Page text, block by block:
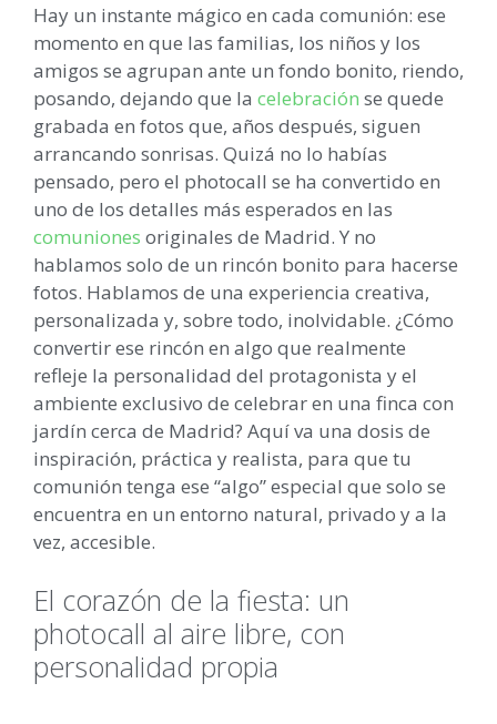
Hay un instante mágico en cada comunión: ese
momento en que las familias, los niños y los
amigos se agrupan ante un fondo bonito, riendo,
posando, dejando que la celebración se quede
grabada en fotos que, años después, siguen
arrancando sonrisas. Quizá no lo habías
pensado, pero el photocall se ha convertido en
uno de los detalles más esperados en las
comuniones originales de Madrid. Y no
hablamos solo de un rincón bonito para hacerse
fotos. Hablamos de una experiencia creativa,
personalizada y, sobre todo, inolvidable. ¿Cómo
convertir ese rincón en algo que realmente
refleje la personalidad del protagonista y el
ambiente exclusivo de celebrar en una finca con
jardín cerca de Madrid? Aquí va una dosis de
inspiración, práctica y realista, para que tu
comunión tenga ese “algo” especial que solo se
encuentra en un entorno natural, privado y a la
vez, accesible.
El corazón de la fiesta: un
photocall al aire libre, con
personalidad propia